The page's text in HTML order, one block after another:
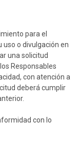
para el
uso o divulgación en
una solicitud
Responsables
con atención a
deberá cumplir
con lo